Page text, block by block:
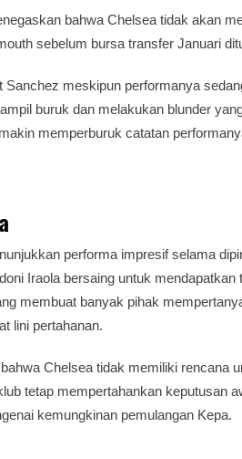
bahwa Chelsea tidak akan
sebelum bursa transfer Januari
meskipun performanya
buruk dan melakukan blunder
memperburuk catatan
performa impresif selama
Iraola bersaing untuk
membuat banyak pihak
lini pertahanan.
Chelsea tidak memiliki rencana
tetap mempertahankan keputusan
kemungkinan pemulangan Kepa.